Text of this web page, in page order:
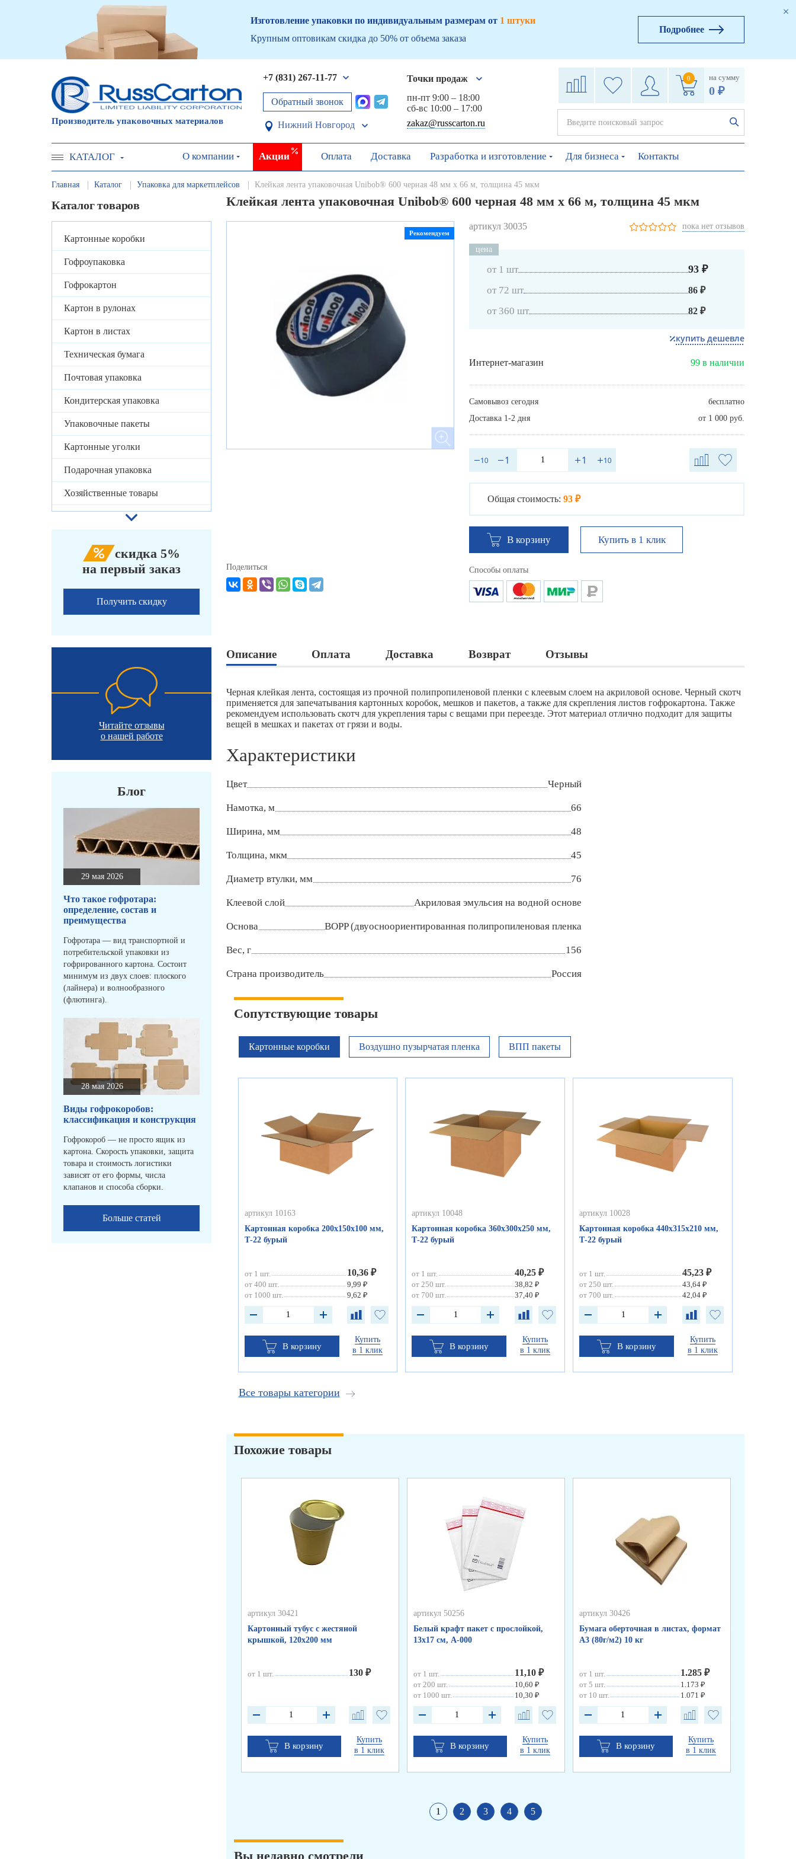
Изготовление упаковки по индивидуальным размерам от 1 штуки
Крупным оптовикам скидка до 50% от объема заказа
Подробнее
Производитель упаковочных материалов
+7 (831) 267-11-77
Обратный звонок
Нижний Новгород
Точки продаж
пн-пт 9:00 – 18:00
сб-вс 10:00 – 17:00
zakaz@russcarton.ru
0 на сумму
0 ₽
КАТАЛОГ О компании Акции Оплата Доставка Разработка и изготовление Для бизнеса Контакты
Главная Каталог Упаковка для маркетплейсов Клейкая лента упаковочная Unibob® 600 черная 48 мм х 66 м, толщина 45 мкм
Каталог товаров
Картонные коробки
Гофроупаковка
Гофрокартон
Картон в рулонах
Картон в листах
Техническая бумага
Почтовая упаковка
Кондитерская упаковка
Упаковочные пакеты
Картонные уголки
Подарочная упаковка
Хозяйственные товары
скидка 5%
на первый заказ
Получить скидку
Читайте отзывы
о нашей работе
Блог
29 мая 2026
Что такое гофротара:
определение, состав и
преимущества
Гофротара — вид транспортной и
потребительской упаковки из
гофрированного картона. Состоит
минимум из двух слоев: плоского
(лайнера) и волнообразного
(флютинга).
28 мая 2026
Виды гофрокоробов:
классификация и конструкция
Гофрокороб — не просто ящик из
картона. Скорость упаковки, защита
товара и стоимость логистики
зависят от его формы, числа
клапанов и способа сборки.
Больше статей
Клейкая лента упаковочная Unibob® 600 черная 48 мм х 66 м, толщина 45 мкм
Рекомендуем
артикул 30035 пока нет отзывов
цена
от 1 шт 93 ₽
от 72 шт 86 ₽
от 360 шт 82 ₽
купить дешевле
Интернет-магазин 99 в наличии
Самовывоз сегодня
бесплатно
Доставка 1-2 дня
от 1 000 руб.
Общая стоимость: 93 ₽
В корзину Купить в 1 клик
Поделиться Способы оплаты
Описание Оплата Доставка Возврат Отзывы
Черная клейкая лента, состоящая из прочной полипропиленовой пленки с клеевым слоем на акриловой основе. Черный скотч
применяется для запечатывания картонных коробок, мешков и пакетов, а также для скрепления листов гофрокартона. Также
рекомендуем использовать скотч для укрепления тары с вещами при переезде. Этот материал отлично подходит для защиты
вещей в мешках и пакетах от грязи и воды.
Характеристики
Цвет Черный
Намотка, м 66
Ширина, мм 48
Толщина, мкм 45
Диаметр втулки, мм 76
Клеевой слой Акриловая эмульсия на водной основе
Основа BOPP (двуосноориентированная полипропиленовая пленка
Вес, г 156
Страна производитель Россия
Сопутствующие товары
Картонные коробки Воздушно пузырчатая пленка ВПП пакеты
артикул 10163
Картонная коробка 200х150х100 мм,
Т-22 бурый
от 1 шт. 10,36 ₽
от 400 шт.
9,99 ₽
от 1000 шт.
9,62 ₽
В корзину
Купить
в 1 клик
артикул 10048
Картонная коробка 360х300х250 мм,
Т-22 бурый
от 1 шт. 40,25 ₽
от 250 шт.
38,82 ₽
от 700 шт.
37,40 ₽
В корзину
Купить
в 1 клик
артикул 10028
Картонная коробка 440х315х210 мм,
Т-22 бурый
от 1 шт. 45,23 ₽
от 250 шт.
43,64 ₽
от 700 шт.
42,04 ₽
В корзину
Купить
в 1 клик
Все товары категории
Похожие товары
артикул 30421
Картонный тубус с жестяной
крышкой, 120х200 мм
от 1 шт. 130 ₽
В корзину
Купить
в 1 клик
артикул 50256
Белый крафт пакет с прослойкой,
13х17 см, А-000
от 1 шт. 11,10 ₽
от 200 шт.
10,60 ₽
от 1000 шт.
10,30 ₽
В корзину
Купить
в 1 клик
артикул 30426
Бумага оберточная в листах, формат
А3 (80г/м2) 10 кг
от 1 шт. 1.285 ₽
от 5 шт.
1.173 ₽
от 10 шт.
1.071 ₽
В корзину
Купить
в 1 клик
1 2 3 4 5
Вы недавно смотрели